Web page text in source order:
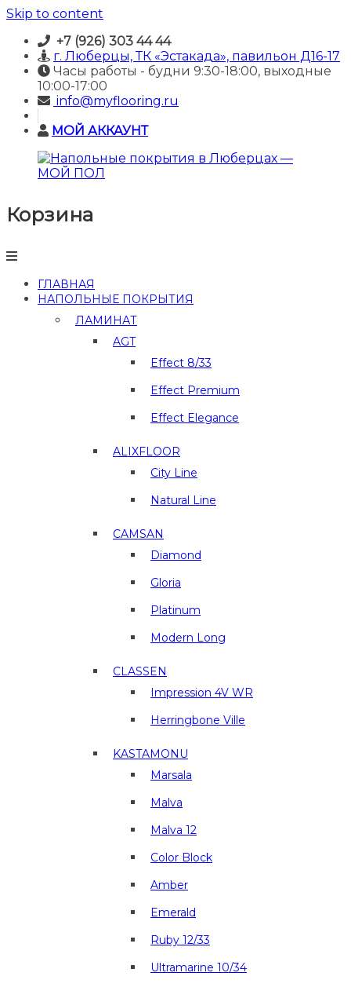
Skip to content
+7 (926) 303 44 44
г. Люберцы, ТК «Эстакада», павильон Д16-17
Часы работы - будни 9:30-18:00, выходные
10:00-17:00
info@myflooring.ru
МОЙ АККАУНТ
Напольные
покрытия
Люберцах
МОЙ
ПОЛ
Корзина
ГЛАВНАЯ
НАПОЛЬНЫЕ ПОКРЫТИЯ
ЛАМИНАТ
AGT
Effect 8/33
Effect Premium
Effect Elegance
ALIXFLOOR
City Line
Natural Line
CAMSAN
Diamond
Gloria
Platinum
Modern Long
CLASSEN
Impression 4V WR
Herringbone Ville
KASTAMONU
Marsala
Malva
Malva 12
Color Block
Amber
Emerald
Ruby 12/33
Ultramarine 10/34